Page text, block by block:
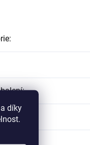
díky
:
:
: